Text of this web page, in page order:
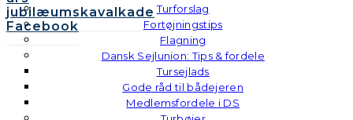
Turforslag
Fortøjningstips
Flagning
Dansk Sejlunion: Tips & fordele
Tursejlads
Gode råd til bådejeren
Medlemsfordele i DS
jubilæumskavalkade
Facebook